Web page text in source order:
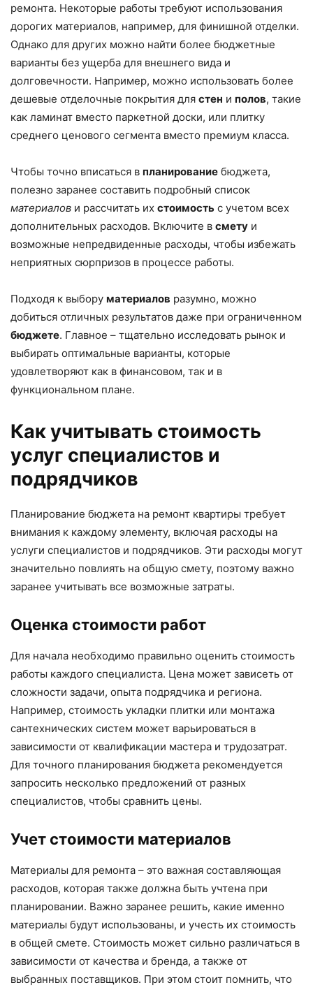
ремонта. Некоторые работы требуют использования
дорогих материалов, например, для финишной отделки.
Однако для других можно найти более бюджетные
варианты без ущерба для внешнего вида и
долговечности. Например, можно использовать более
дешевые отделочные покрытия для стен и полов, такие
как ламинат вместо паркетной доски, или плитку
среднего ценового сегмента вместо премиум класса.
Чтобы точно вписаться в планирование бюджета,
полезно заранее составить подробный список
материалов и рассчитать их стоимость с учетом всех
дополнительных расходов. Включите в смету и
возможные непредвиденные расходы, чтобы избежать
неприятных сюрпризов в процессе работы.
Подходя к выбору материалов разумно, можно
добиться отличных результатов даже при ограниченном
бюджете. Главное – тщательно исследовать рынок и
выбирать оптимальные варианты, которые
удовлетворяют как в финансовом, так и в
функциональном плане.
Как учитывать стоимость
услуг специалистов и
подрядчиков
Планирование бюджета на ремонт квартиры требует
внимания к каждому элементу, включая расходы на
услуги специалистов и подрядчиков. Эти расходы могут
значительно повлиять на общую смету, поэтому важно
заранее учитывать все возможные затраты.
Оценка стоимости работ
Для начала необходимо правильно оценить стоимость
работы каждого специалиста. Цена может зависеть от
сложности задачи, опыта подрядчика и региона.
Например, стоимость укладки плитки или монтажа
сантехнических систем может варьироваться в
зависимости от квалификации мастера и трудозатрат.
Для точного планирования бюджета рекомендуется
запросить несколько предложений от разных
специалистов, чтобы сравнить цены.
Учет стоимости материалов
Материалы для ремонта – это важная составляющая
расходов, которая также должна быть учтена при
планировании. Важно заранее решить, какие именно
материалы будут использованы, и учесть их стоимость
в общей смете. Стоимость может сильно различаться в
зависимости от качества и бренда, а также от
выбранных поставщиков. При этом стоит помнить, что